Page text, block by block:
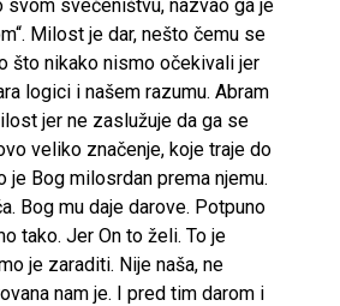
svom svećeništvu, nazvao ga je
Milost je dar, nešto čemu se
što nikako nismo očekivali jer
logici i našem razumu. Abram
jer ne zaslužuje da ga se
veliko značenje, koje traje do
je Bog milosrdan prema njemu.
Bog mu daje darove. Potpuno
tako. Jer On to želi. To je
je zaraditi. Nije naša, ne
nam je. I pred tim darom i